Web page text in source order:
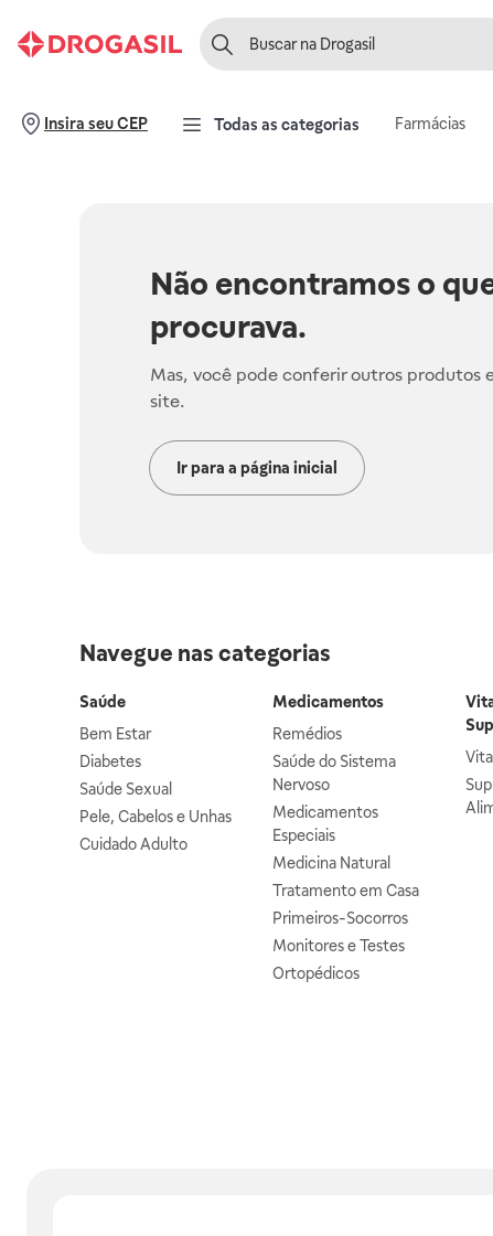
Insira seu CEP Todas as categorias Farmácias
Não encontramos o
procurava.
Mas, você pode conferir outros produtos
site.
Ir para a página inicial
Navegue nas categorias
Saúde
Bem Estar
Diabetes
Saúde Sexual
Pele, Cabelos e Unhas
Cuidado Adulto
Medicamentos
Remédios
Saúde do Sistema
Nervoso
Medicamentos
Especiais
Medicina Natural
Tratamento em Casa
Primeiros-Socorros
Monitores e Testes
Ortopédicos